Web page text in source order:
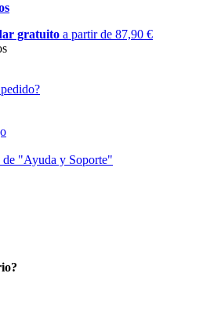
gratuito a partir de 87,90 €
de "Ayuda y Soporte"